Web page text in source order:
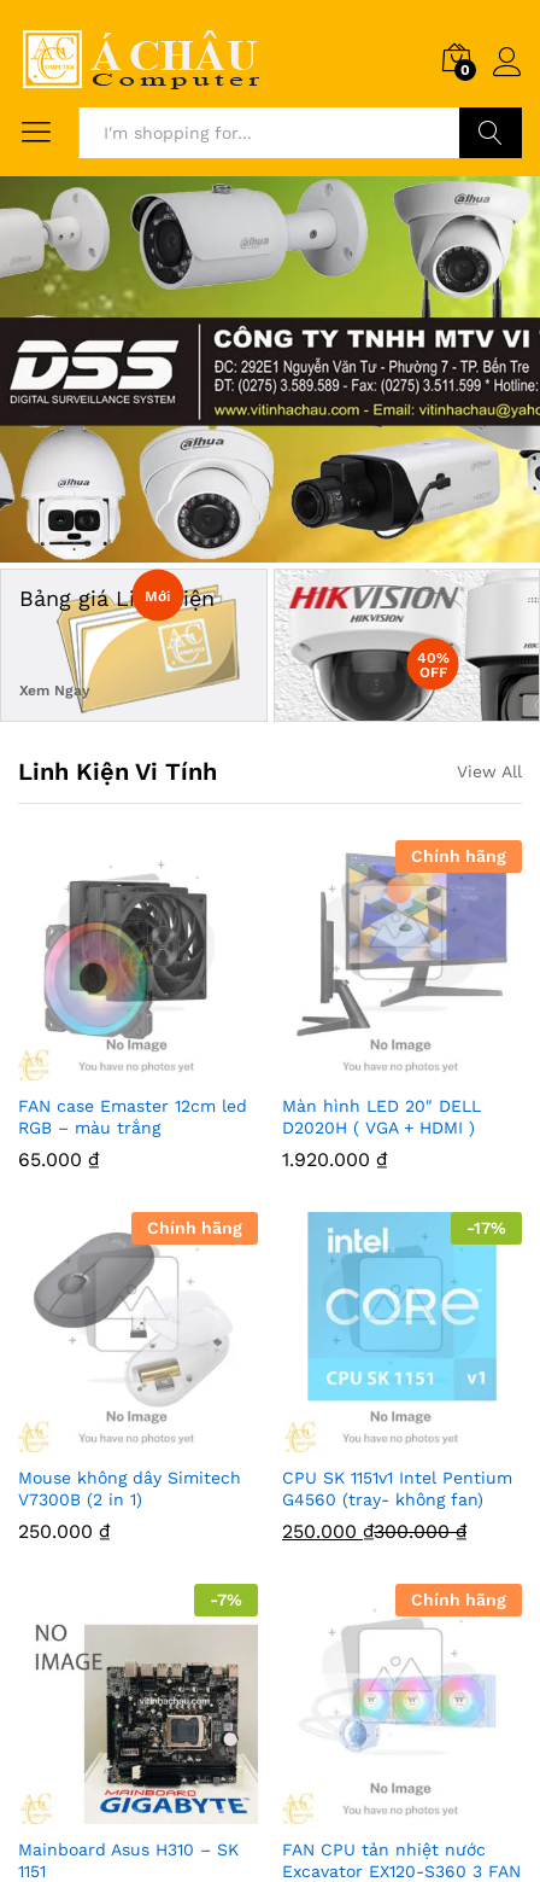
0
Search
Bảng giá Linh Kiện
Xem Ngay
Mới
40%
OFF
Linh Kiện Vi Tính View All
FAN case Emaster 12cm led
RGB – màu trắng
65.000 ₫
Chính hãng
Màn hình LED 20″ DELL
D2020H ( VGA + HDMI )
1.920.000 ₫
Chính hãng
Mouse không dây Simitech
V7300B (2 in 1)
250.000 ₫
-17%
CPU SK 1151v1 Intel Pentium
G4560 (tray- không fan)
250.000 ₫300.000₫
-7%
Mainboard Asus H310 – SK
1151
Chính hãng
FAN CPU tản nhiệt nước
Excavator EX120-S360 3 FAN